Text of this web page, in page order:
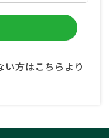
い方はこちらより